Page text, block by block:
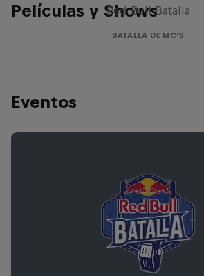
Películas y Shows
Red Bull Batalla
BATALLA DE MC'S
Eventos